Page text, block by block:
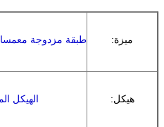
ميزة: طبقة مزدوجة مع
هيكل: الهيكل